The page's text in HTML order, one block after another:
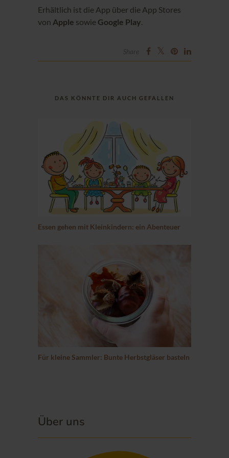
Erhältlich ist die App über die App Stores
von Apple sowie Google Play.
Share
DAS KÖNNTE DIR AUCH GEFALLEN
Essen gehen mit Kleinkindern: ein Abenteuer
Für kleine Sammler: Bunte Herbstgläser basteln
Über uns